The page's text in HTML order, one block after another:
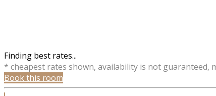
Finding best rates...
* cheapest rates shown, availability is not guaranteed,
Book this room